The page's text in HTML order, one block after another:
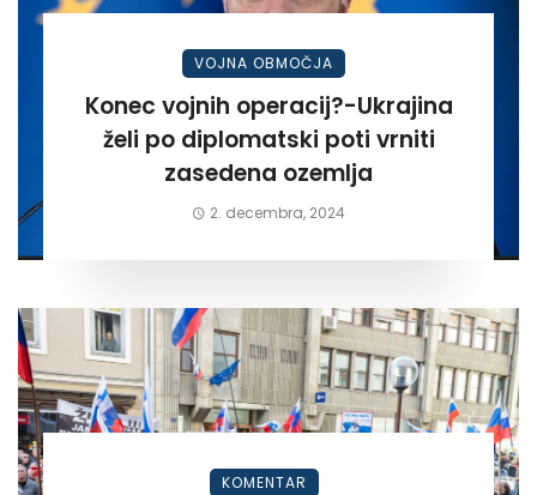
VOJNA OBMOČJA
Konec vojnih operacij?-Ukrajina
želi po diplomatski poti vrniti
zasedena ozemlja
2. decembra, 2024
KOMENTAR